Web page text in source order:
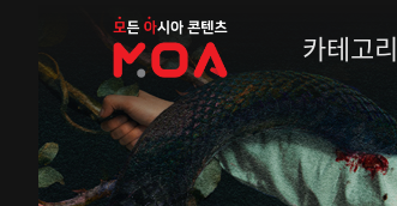
MOA
카테고리